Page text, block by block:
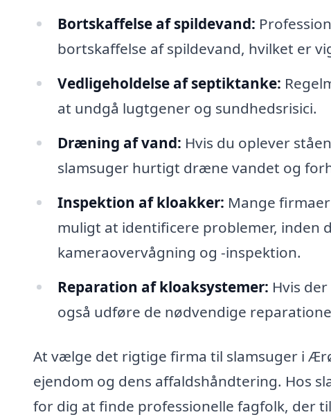
Bortskaffelse af spildevand:
bortskaffelse af spildevand, hvilket er
Vedligeholdelse af septiktanke:
at undgå lugtgener og sundhedsrisici.
Dræning af vand: Hvis du oplever
slamsuger hurtigt dræne vandet og
Inspektion af kloakker: Mange
muligt at identificere problemer, inden
kameraovervågning og -inspektion.
Reparation af kloaksystemer: Hvis
også udføre de nødvendige
At vælge det rigtige firma til slamsuger i
ejendom og dens affaldshåndtering. Hos
for dig at finde professionelle fagfolk, der